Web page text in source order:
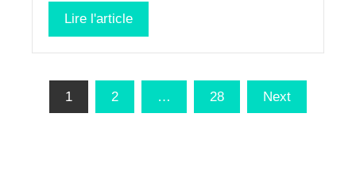
Lire l'article
Pagination
publications
1 2 … 28 Next